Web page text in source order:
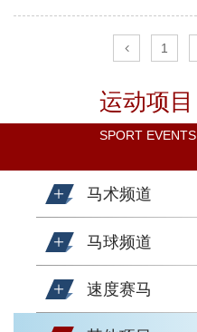
运动项目
SPORT EVENTS
马术频道
马球频道
速度赛马
1